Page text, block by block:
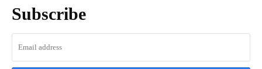
Subscribe